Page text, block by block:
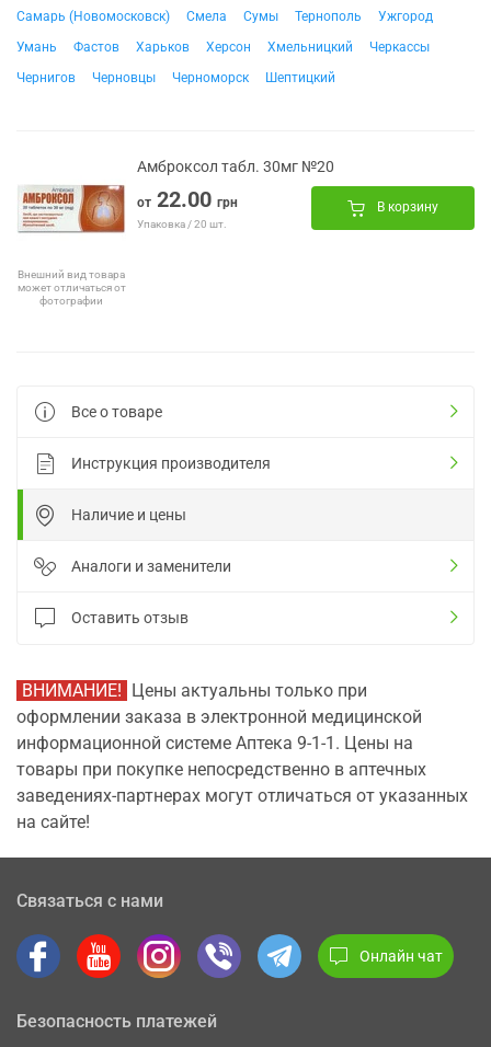
Самарь (Новомосковск)
Смела Сумы Тернополь
Ужгород
Умань
Фастов Харьков Херсон Хмельницкий
Черкассы
Чернигов
Черновцы Черноморск Шептицкий
Внешний вид товара
может отличаться от
фотографии
Амброксол табл. 30мг №20
от 22.00 грн
Упаковка / 20 шт.
В корзину
Все о товаре
Инструкция производителя
Наличие и цены
Аналоги и заменители
Оставить отзыв
ВНИМАНИЕ! Цены актуальны только при
оформлении заказа в электронной медицинской
информационной системе Аптека 9-1-1. Цены на
товары при покупке непосредственно в аптечных
заведениях-партнерах могут отличаться от указанных
на сайте!
Связаться с нами
Онлайн чат
Безопасность платежей